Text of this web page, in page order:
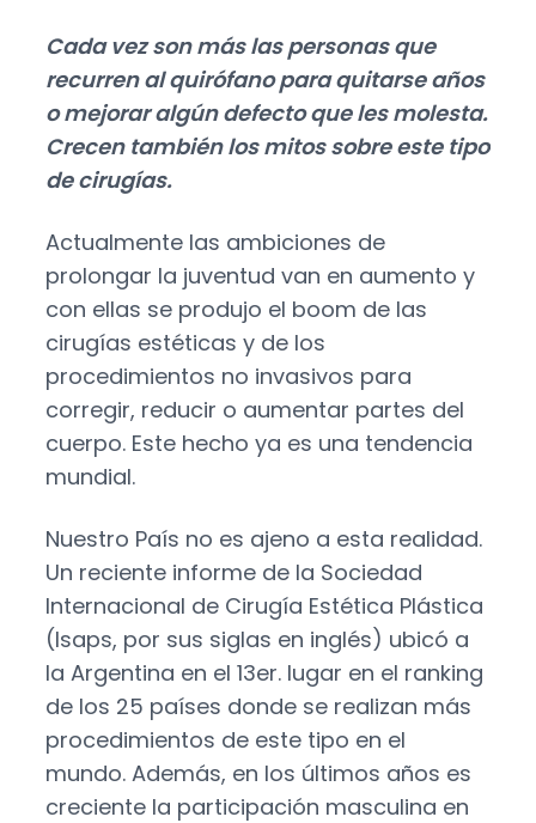
Cada vez son más las personas que
recurren al quirófano para quitarse años
o mejorar algún defecto que les molesta.
Crecen también los mitos sobre este tipo
de cirugías.
Actualmente las ambiciones de
prolongar la juventud van en aumento y
con ellas se produjo el boom de las
cirugías estéticas y de los
procedimientos no invasivos para
corregir, reducir o aumentar partes del
cuerpo. Este hecho ya es una tendencia
mundial.
Nuestro País no es ajeno a esta realidad.
Un reciente informe de la Sociedad
Internacional de Cirugía Estética Plástica
(Isaps, por sus siglas en inglés) ubicó a
la Argentina en el 13er. lugar en el ranking
de los 25 países donde se realizan más
procedimientos de este tipo en el
mundo. Además, en los últimos años es
creciente la participación masculina en